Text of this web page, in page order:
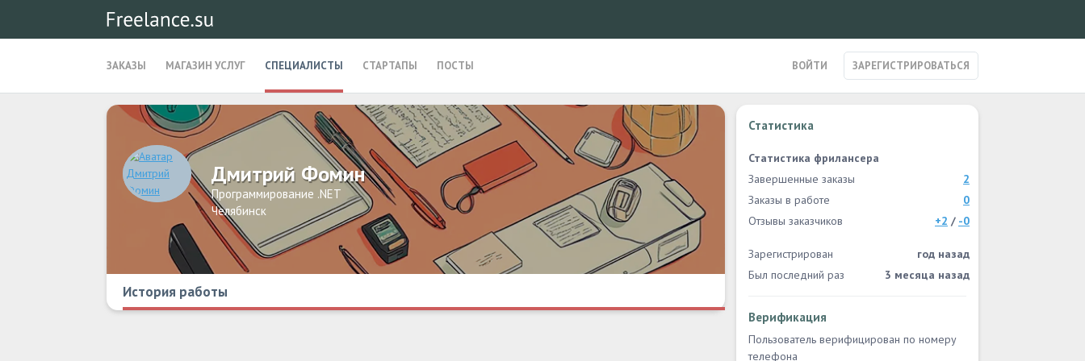
ВОЙТИ ЗАРЕГИСТРИРОВАТЬСЯ
ЗАКАЗЫ МАГАЗИН УСЛУГ СПЕЦИАЛИСТЫ СТАРТАПЫ ПОСТЫ
Дмитрий Фомин
Программирование .NET
Челябинск
История работы
Статистика
Статистика фрилансера
Завершенные заказы
2
Заказы в работе
0
Отзывы заказчиков
+2 / -0
Зарегистрирован
год назад
Был последний раз
3 месяца назад
Верификация
Пользователь верифицирован по номеру
телефона